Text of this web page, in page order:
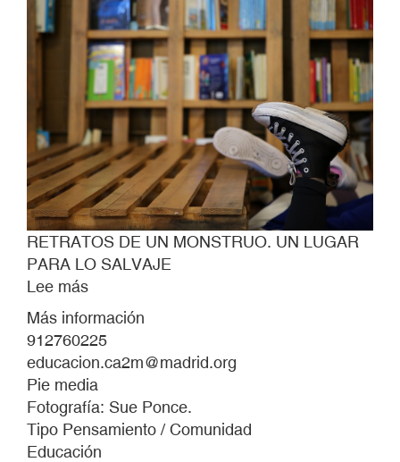
RETRATOS DE UN MONSTRUO. UN LUGAR
PARA LO SALVAJE
Lee más
RETRATOS
DE
UN
LUGAR
PARA
Más información
912760225
educacion.ca2m@madrid.org
Pie media
Fotografía: Sue Ponce.
Tipo Pensamiento / Comunidad
Educación